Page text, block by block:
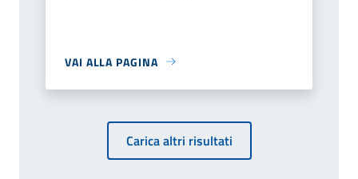
VAI ALLA PAGINA
Carica altri risultati